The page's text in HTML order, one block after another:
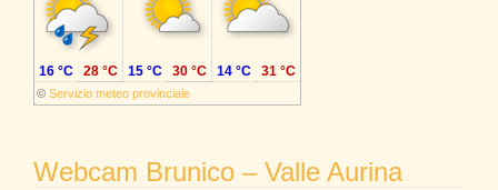
© Servizio meteo provinciale
16 °C 28 °C 15 °C 30 °C 14 °C 31 °C
Webcam Brunico – Valle Aurina